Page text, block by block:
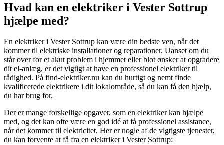
Hvad kan en elektriker i Vester Sottrup
hjælpe med?
En elektriker i Vester Sottrup kan være din bedste ven, når det
kommer til elektriske installationer og reparationer. Uanset om du
står over for et akut problem i hjemmet eller blot ønsker at opgradere
dit el-anlæg, er det vigtigt at have en professionel elektriker til
rådighed. På find-elektriker.nu kan du hurtigt og nemt finde
kvalificerede elektrikere i dit lokalområde, så du kan få den hjælp,
du har brug for.
Der er mange forskellige opgaver, som en elektriker kan hjælpe
med, og det kan ofte være en god idé at få professionel assistance,
når det kommer til elektricitet. Her er nogle af de vigtigste tjenester,
du kan forvente at få fra en elektriker i Vester Sottrup: